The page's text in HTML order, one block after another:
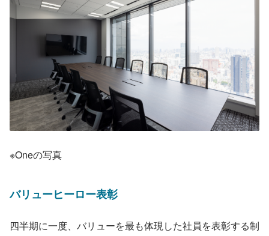
※Oneの写真
バリューヒーロー表彰
四半期に一度、バリューを最も体現した社員を表彰する制